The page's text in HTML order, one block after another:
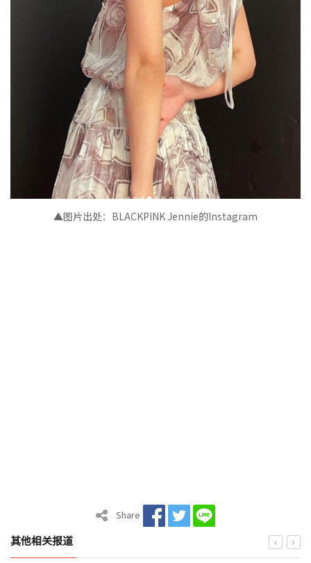
▲图片出处：BLACKPINK Jennie的Instagram
Share
其他相关报道